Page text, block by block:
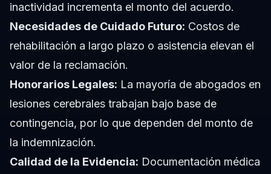
inactividad incrementa el monto del acuerdo.
Necesidades de Cuidado Futuro: Costos de
rehabilitación a largo plazo o asistencia elevan el
valor de la reclamación.
Honorarios Legales: La mayoría de abogados en
lesiones cerebrales trabajan bajo base de
contingencia, por lo que dependen del monto de
la indemnización.
Calidad de la Evidencia: Documentación médica